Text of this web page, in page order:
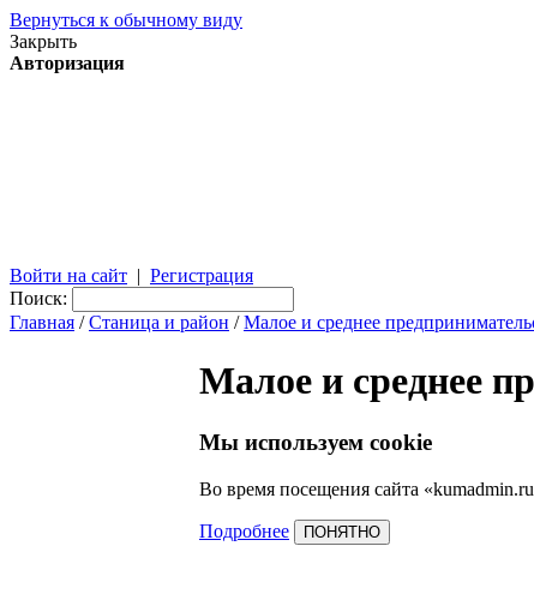
Вернуться к обычному виду
Закрыть
Авторизация
Войти на сайт | Регистрация
Поиск:
Главная /Станица и район /Малое и среднее
Малое и среднее
Мы используем cookie
Во время посещения сайта
Подробнее ПОНЯТНО